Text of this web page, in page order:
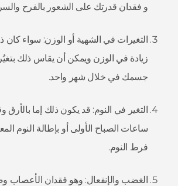
و فقدان قدرتك على الشعور بالفرح
التغيرات في الشهية أو الوزن: سواء
جسمك في خلال شهر واحد.
التغير في النوم: قد يكون ذلك إما
ساعات الصباح الأولى أو بإطالة النوم
فرط النوم.
الغضب والإنفعال: وهو فقدان الأعصاب